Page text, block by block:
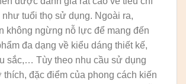
tuổi thọ sử dụng. Ngoài ra,
không ngừng nỗ lực để mang đến
đa dạng về kiểu dáng thiết kế,
sắc,… Tùy theo nhu cầu sử dụng
đặc điểm của phong cách kiến